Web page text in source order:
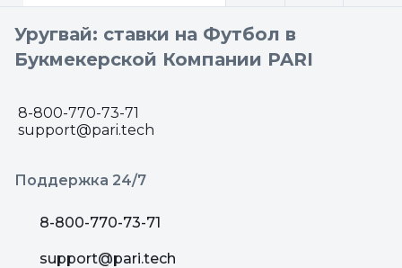
Уругвай: ставки на Футбол в
Букмекерской Компании PARI
8-800-770-73-71
support@pari.tech
Поддержка 24/7
8-800-770-73-71
support@pari.tech